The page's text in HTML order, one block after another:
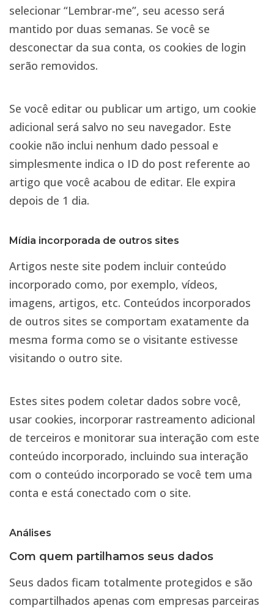
selecionar “Lembrar-me”, seu acesso será
mantido por duas semanas. Se você se
desconectar da sua conta, os cookies de login
serão removidos.
Se você editar ou publicar um artigo, um cookie
adicional será salvo no seu navegador. Este
cookie não inclui nenhum dado pessoal e
simplesmente indica o ID do post referente ao
artigo que você acabou de editar. Ele expira
depois de 1 dia.
Mídia incorporada de outros sites
Artigos neste site podem incluir conteúdo
incorporado como, por exemplo, vídeos,
imagens, artigos, etc. Conteúdos incorporados
de outros sites se comportam exatamente da
mesma forma como se o visitante estivesse
visitando o outro site.
Estes sites podem coletar dados sobre você,
usar cookies, incorporar rastreamento adicional
de terceiros e monitorar sua interação com este
conteúdo incorporado, incluindo sua interação
com o conteúdo incorporado se você tem uma
conta e está conectado com o site.
Análises
Com quem partilhamos seus dados
Seus dados ficam totalmente protegidos e são
compartilhados apenas com empresas parceiras